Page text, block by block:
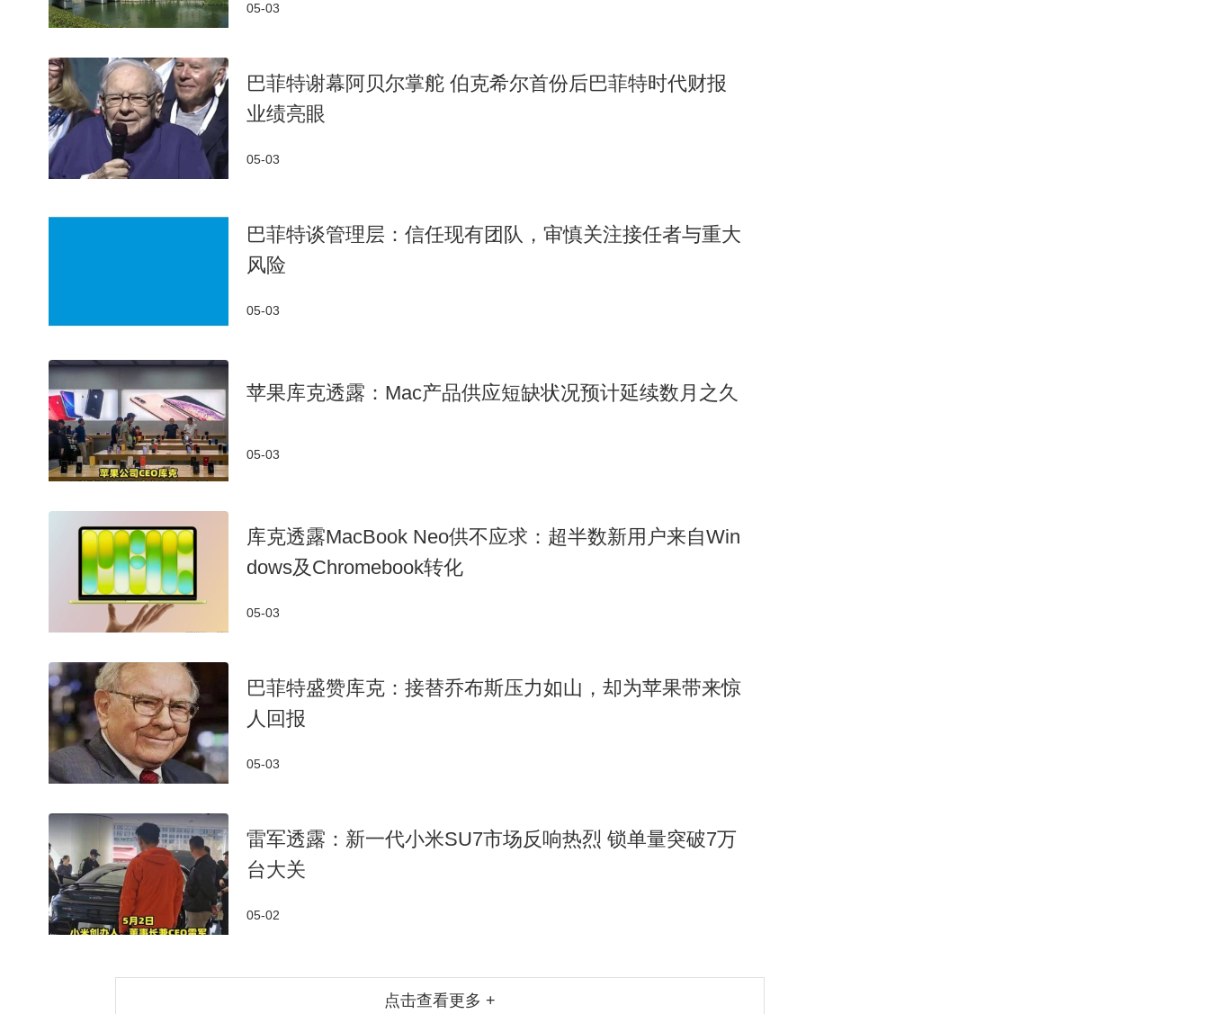
05-03
巴菲特谢幕阿贝尔掌舵 伯克希尔首份后巴菲特时代财报
业绩亮眼
05-03
巴菲特谈管理层：信任现有团队，审慎关注接任者与重大
风险
05-03
苹果库克透露：Mac产品供应短缺状况预计延续数月之久
05-03
库克透露MacBook Neo供不应求：超半数新用户来自Win
dows及Chromebook转化
05-03
巴菲特盛赞库克：接替乔布斯压力如山，却为苹果带来惊
人回报
05-03
雷军透露：新一代小米SU7市场反响热烈 锁单量突破7万
台大关
05-02
点击查看更多 +